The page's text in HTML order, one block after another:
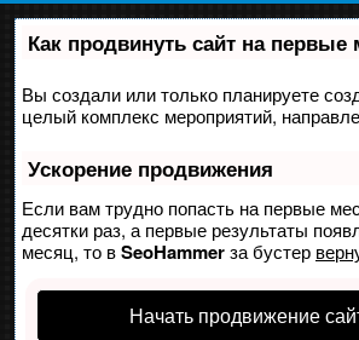
Как продвинуть сайт на первые
Вы создали или только планируете
целый комплекс мероприятий,
Ускорение продвижения
Если вам трудно попасть на первые
десятки раз, а первые результаты
месяц, то вSeoHammerза бустер
Начать продвижение